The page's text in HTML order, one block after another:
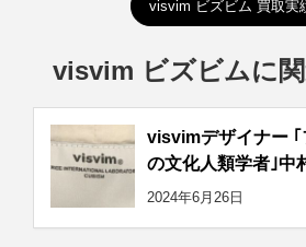
visvim ビズビム 買取実
visvim ビズビムに
visvimデザイナー ｢
の文化人類学者｣中
2024年6月26日